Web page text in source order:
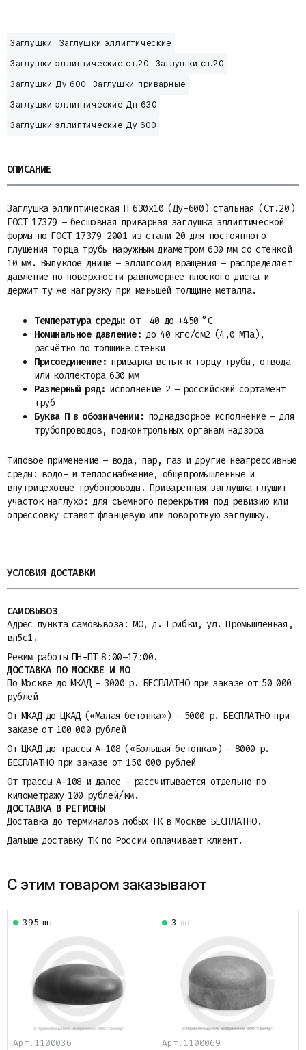
Заглушки
Заглушки эллиптические
Заглушки эллиптические ст.20
Заглушки ст.20
Заглушки Ду 600
Заглушки приварные
Заглушки эллиптические Дн 630
Заглушки эллиптические Ду 600
ОПИСАНИЕ
Заглушка эллиптическая П 630х10 (Ду-600) стальная (Ст.20)
ГОСТ 17379 – бесшовная приварная заглушка эллиптической
формы по ГОСТ 17379-2001 из стали 20 для постоянного
глушения торца трубы наружным диаметром 630 мм со стенкой
10 мм. Выпуклое днище – эллипсоид вращения – распределяет
давление по поверхности равномернее плоского диска и
держит ту же нагрузку при меньшей толщине металла.
Температура среды: от –40 до +450 °С
Номинальное давление: до 40 кгс/см2 (4,0 МПа),
расчётно по толщине стенки
Присоединение: приварка встык к торцу трубы, отвода
или коллектора 630 мм
Размерный ряд: исполнение 2 – российский сортамент
труб
Буква П в обозначении: поднадзорное исполнение – для
трубопроводов, подконтрольных органам надзора
Типовое применение – вода, пар, газ и другие неагрессивные
среды: водо- и теплоснабжение, общепромышленные и
внутрицеховые трубопроводы. Приваренная заглушка глушит
участок наглухо: для съёмного перекрытия под ревизию или
опрессовку ставят фланцевую или поворотную заглушку.
УСЛОВИЯ ДОСТАВКИ
САМОВЫВОЗ
Адрес пункта самовывоза: МО, д. Грибки, ул. Промышленная,
вл5с1.
Режим работы ПН-ПТ 8:00–17:00.
ДОСТАВКА ПО МОСКВЕ И МО
По Москве до МКАД - 3000 р. БЕСПЛАТНО при заказе от 50 000
рублей
От МКАД до ЦКАД («Малая бетонка») - 5000 р. БЕСПЛАТНО при
заказе от 100 000 рублей
От ЦКАД до трассы A-108 («Большая бетонка») - 8000 р.
БЕСПЛАТНО при заказе от 150 000 рублей
От трассы A-108 и далее - рассчитывается отдельно по
километражу 100 рублей/км.
ДОСТАВКА В РЕГИОНЫ
Доставка до терминалов любых ТК в Москве БЕСПЛАТНО.
Дальше доставку ТК по России оплачивает клиент.
С этим товаром заказывают
Арт.1100036
395 шт
Арт.1100069
3 шт